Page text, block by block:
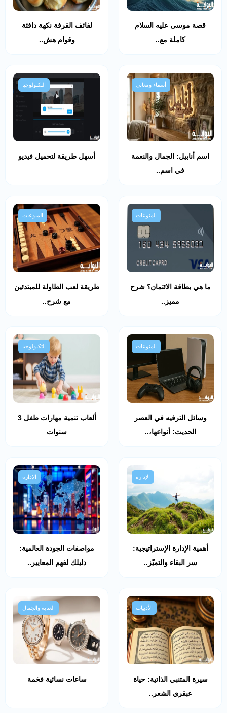
قصة موسى عليه السلام
كاملة مع..
لفائف القرفة نكهة دافئة
وقوام هش..
أسماء ومعاني
اسم أنابيل: الجمال والنعمة
في اسم..
التكنولوجيا
أسهل طريقة لتحميل فيديو
المنوعات
ما هي بطاقة الائتمان؟ شرح
مميز..
المنوعات
طريقة لعب الطاولة للمبتدئين
مع شرح..
المنوعات
وسائل الترفيه في العصر
الحديث: أنواعها،..
التكنولوجيا
ألعاب تنمية مهارات طفل 3
سنوات
الإدارة
أهمية الإدارة الإستراتيجية:
سر البقاء والتميّز..
الإدارة
مواصفات الجودة العالمية:
دليلك لفهم المعايير..
الأدبيات
سيرة المتنبي الذاتية: حياة
عبقري الشعر..
العناية والجمال
ساعات نسائية فخمة